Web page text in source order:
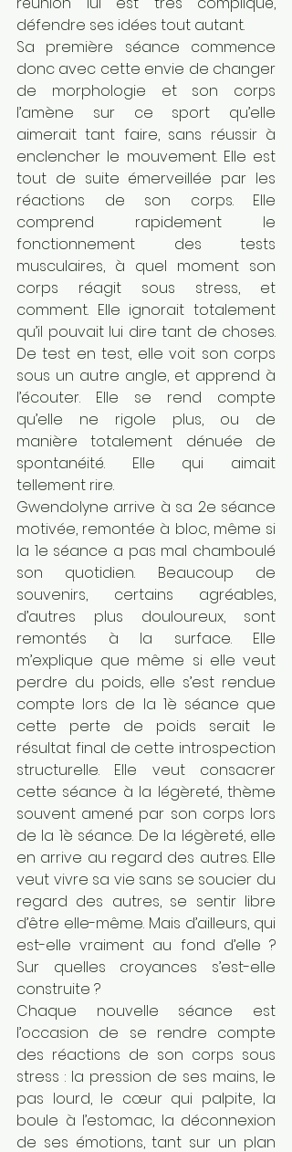
défendre ses idées tout autant.
Sa première séance commence
donc avec cette envie de changer
de morphologie et son corps
l’amène sur ce sport qu’elle
aimerait tant faire, sans réussir à
enclencher le mouvement. Elle est
tout de suite émerveillée par les
réactions de son corps. Elle
comprend rapidement le
fonctionnement des tests
musculaires, à quel moment son
corps réagit sous stress, et
comment. Elle ignorait totalement
qu’il pouvait lui dire tant de choses.
De test en test, elle voit son corps
sous un autre angle, et apprend à
l’écouter. Elle se rend compte
qu’elle ne rigole plus, ou de
manière totalement dénuée de
spontanéité. Elle qui aimait
tellement rire.
Gwendolyne arrive à sa 2e séance
motivée, remontée à bloc, même si
la 1e séance a pas mal chamboulé
son quotidien. Beaucoup de
souvenirs, certains agréables,
d’autres plus douloureux, sont
remontés à la surface. Elle
m’explique que même si elle veut
perdre du poids, elle s’est rendue
compte lors de la 1è séance que
cette perte de poids serait le
résultat final de cette introspection
structurelle. Elle veut consacrer
cette séance à la légèreté, thème
souvent amené par son corps lors
de la 1è séance. De la légèreté, elle
en arrive au regard des autres. Elle
veut vivre sa vie sans se soucier du
regard des autres, se sentir libre
d’être elle-même. Mais d’ailleurs, qui
est-elle vraiment au fond d’elle ?
Sur quelles croyances s’est-elle
construite ?
Chaque nouvelle séance est
l’occasion de se rendre compte
des réactions de son corps sous
stress : la pression de ses mains, le
pas lourd, le cœur qui palpite, la
boule à l’estomac, la déconnexion
de ses émotions, tant sur un plan